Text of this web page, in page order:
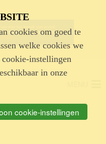
cookies om goed te
welke cookies we
instellingen
in onze
cookie-instellingen